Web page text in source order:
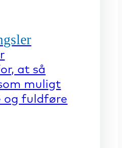
at så
muligt
og fuldføre